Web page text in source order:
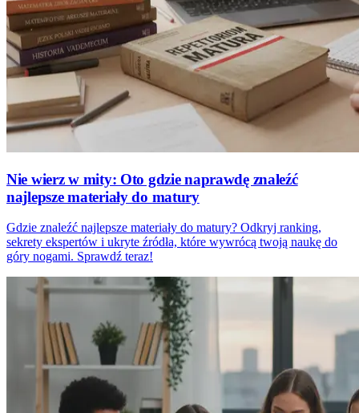
Nie wierz w mity: Oto gdzie naprawdę znaleźć
najlepsze materiały do matury
Gdzie znaleźć najlepsze materiały do matury? Odkryj ranking,
sekrety ekspertów i ukryte źródła, które wywrócą twoją naukę do
góry nogami. Sprawdź teraz!